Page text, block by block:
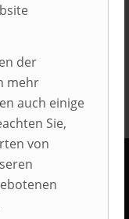
der
mehr
auch einige
Sie,
von